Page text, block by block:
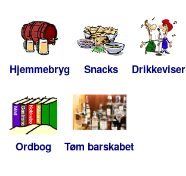
Hjemmebryg Snacks Drikkeviser
Ordbog Tøm barskabet